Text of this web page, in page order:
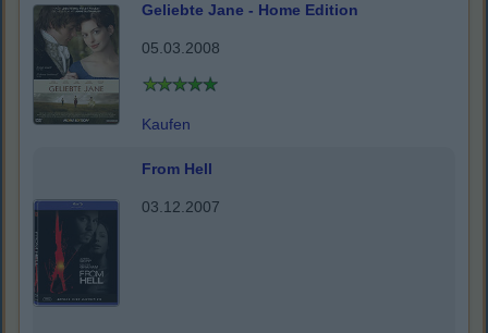
Geliebte Jane - Home Edition
05.03.2008
Kaufen
From Hell
03.12.2007